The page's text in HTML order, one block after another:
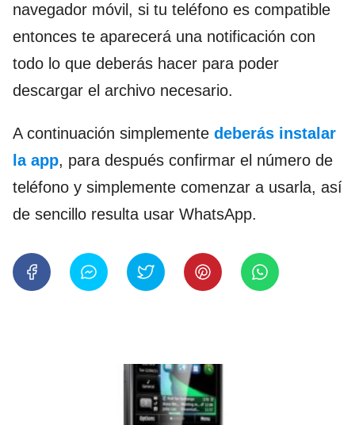
navegador móvil, si tu teléfono es compatible
entonces te aparecerá una notificación con
todo lo que deberás hacer para poder
descargar el archivo necesario.
A continuación simplemente deberás instalar
la app, para después confirmar el número de
teléfono y simplemente comenzar a usarla, así
de sencillo resulta usar WhatsApp.